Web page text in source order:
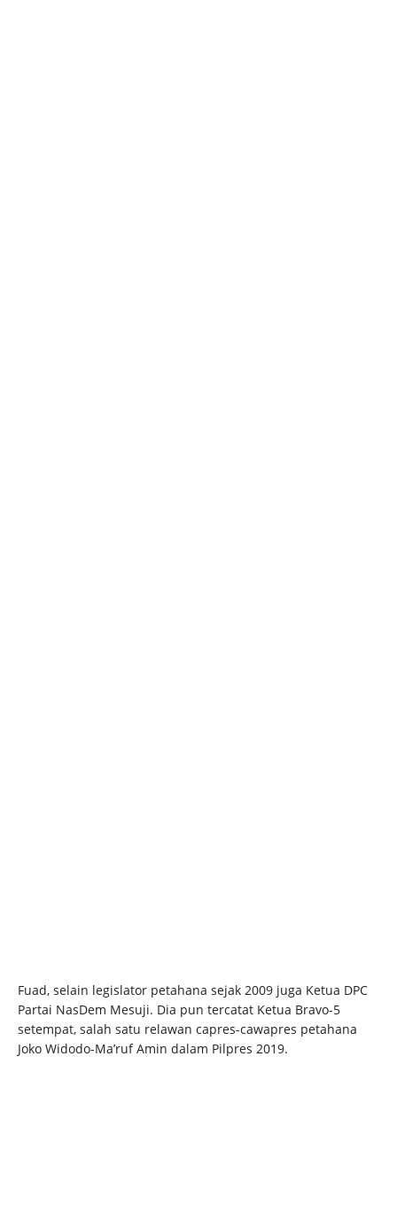
Fuad, selain legislator petahana sejak 2009 juga Ketua DPC
Partai NasDem Mesuji. Dia pun tercatat Ketua Bravo-5
setempat, salah satu relawan capres-cawapres petahana
Joko Widodo-Ma’ruf Amin dalam Pilpres 2019.